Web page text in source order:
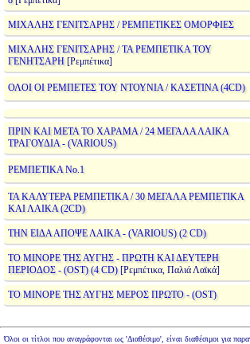
ΜΙΧΑΛΗΣ ΓΕΝΙΤΣΑΡΗΣ / ΡΕΜΠΕΤΙΚΕΣ ΟΜΟΡΦΙΕΣ
ΜΙΧΑΛΗΣ ΓΕΝΙΤΣΑΡΗΣ / ΤΑ ΡΕΜΠΕΤΙΚΑ ΤΟΥ
ΓΕΝΗΤΣΑΡΗ [Ρεμπέτικα]
ΟΛΟΙ ΟΙ ΡΕΜΠΕΤΕΣ ΤΟΥ ΝΤΟΥΝΙΑ / ΚΑΣΕΤΙΝΑ (4CD)
ΠΡΙΝ ΚΑΙ ΜΕΤΑ ΤΟ ΧΑΡΑΜΑ / 24 ΜΕΓΑΛΑ ΛΑΙΚΑ
ΤΡΑΓΟΥΔΙΑ - (VARIOUS)
ΡΕΜΠΕΤΙΚΑ Νο.1
ΤΑ ΚΑΛΥΤΕΡΑ ΡΕΜΠΕΤΙΚΑ / 30 ΜΕΓΑΛΑ ΡΕΜΠΕΤΙΚΑ
ΚΑΙ ΛΑΙΚΑ (2CD)
ΤΗΝ ΕΙΔΑ ΑΠΟΨΕ ΛΑΙΚΑ - (VARIOUS) (2 CD)
ΤΟ ΜΙΝΟΡΕ ΤΗΣ ΑΥΓΗΣ - ΠΡΩΤΗ ΚΑΙ ΔΕΥΤΕΡΗ
ΠΕΡΙΟΔΟΣ - (OST) (4 CD)[Ρεμπέτικα, Παλιά Λαϊκά]
ΤΟ ΜΙΝΟΡΕ ΤΗΣ ΑΥΓΗΣ ΜΕΡΟΣ ΠΡΩΤΟ - (OST)
Όλοι οι τίτλοι που αναγράφονται ως 'Διαθέσιμο', είναι διαθέσιμοι για